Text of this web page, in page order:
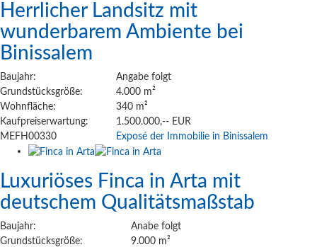
Herrlicher Landsitz mit
wunderbarem Ambiente bei
Binissalem
Baujahr:
Angabe folgt
Grundstücksgröße:
4.000 m²
Wohnfläche:
340 m²
Kaufpreiserwartung:
1.500.000,-- EUR
MEFH00330
Exposé der Immobilie in Binissalem
Luxuriöses Finca in Arta mit
deutschem Qualitätsmaßstab
Baujahr:
Anabe folgt
Grundstücksgröße:
9.000 m²